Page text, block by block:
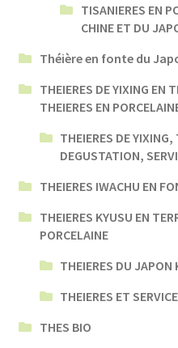
TISANIERES EN
CHINE ET DU
Théière en fonte du
THEIERES DE YIXING EN
THEIERES EN
THEIERES DE
DEGUSTATION,
THEIERES IWACHU EN
THEIERES KYUSU EN
PORCELAINE
THEIERES DU JAPON
THEIERES ET
THES BIO